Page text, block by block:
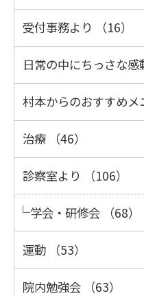
受付事務より （16）
日常の中にちっさな感
村本からのおすすめメ
治療 （46）
診察室より （106）
学会・研修会 （68）
運動 （53）
院内勉強会 （63）